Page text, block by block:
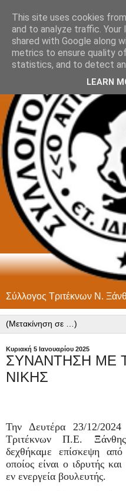
Σύλλογος Τριτέκνων Ν.
Κυριακή 5 Ιανουαρίου 2025
ΣΥΝΑΝΤΗΣΗ ΜΕ
ΝΙΚΗΣ
Την Δευτέρα 23/12/
Τριτέκνων Π.Ε.
δεχθήκαμε επίσκεψη
οποίος είναι ο ιδρυτής
εν ενεργεία βουλευτής.
This site uses cookies
and to analyze traffic. Your
shared with Google along
metrics to ensure quality
statistics, and to detect
LEARN